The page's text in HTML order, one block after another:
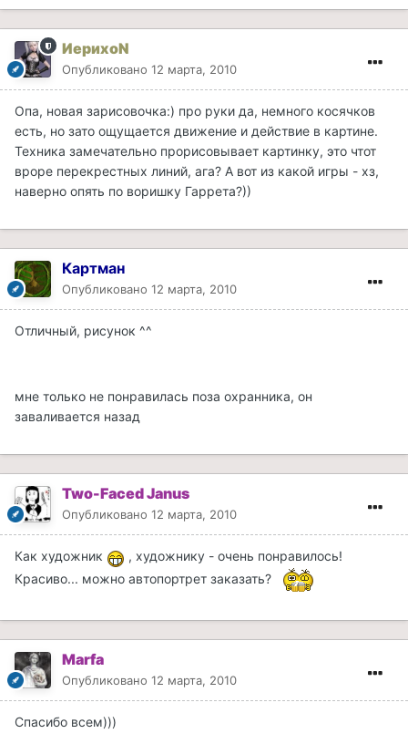
ИерихоN
Опубликовано 12 марта, 2010
Опа, новая зарисовочка:) про руки да, немного косячков
есть, но зато ощущается движение и действие в картине.
Техника замечательно прорисовывает картинку, это чтот
вроре перекрестных линий, ага? А вот из какой игры - хз,
наверно опять по воришку Гаррета?))
Картман
Опубликовано 12 марта, 2010
Отличный, рисунок ^^
мне только не понравилась поза охранника, он
заваливается назад
Two-Faced Janus
Опубликовано 12 марта, 2010
Как художник
, художнику - очень понравилось!
Красиво... можно автопортрет заказать?
Marfa
Опубликовано 12 марта, 2010
Спасибо всем)))